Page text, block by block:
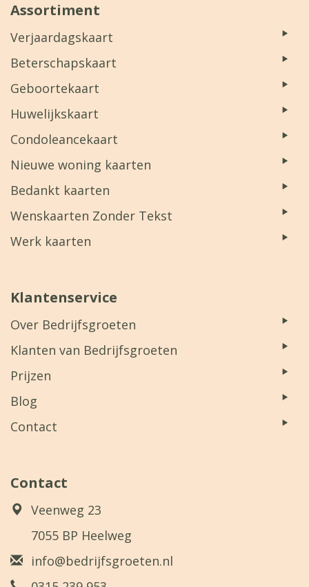
Assortiment
Verjaardagskaart
Beterschapskaart
Geboortekaart
Huwelijkskaart
Condoleancekaart
Nieuwe woning kaarten
Bedankt kaarten
Wenskaarten Zonder Tekst
Werk kaarten
Klantenservice
Over Bedrijfsgroeten
Klanten van Bedrijfsgroeten
Prijzen
Blog
Contact
Contact
Veenweg 23
7055 BP Heelweg
info@bedrijfsgroeten.nl